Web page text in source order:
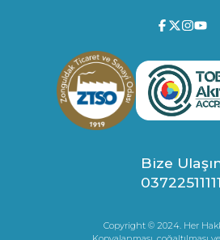
Bize
03722511111
Copyright © 2024. Her